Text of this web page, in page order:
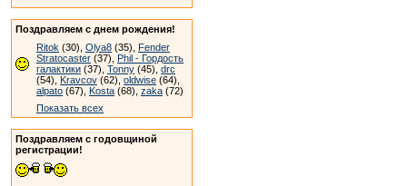
Поздравляем с днем рождения!
Ritok (30), Olya8 (35), Fender
Stratocaster (37), Phil - Гордость
галактики (37), Tonny (45), drc
(54), Kravcov (62), oldwise (64),
alpato (67), Kosta (68), zaka (72)
Показать всех
Поздравляем с годовщиной
регистрации!